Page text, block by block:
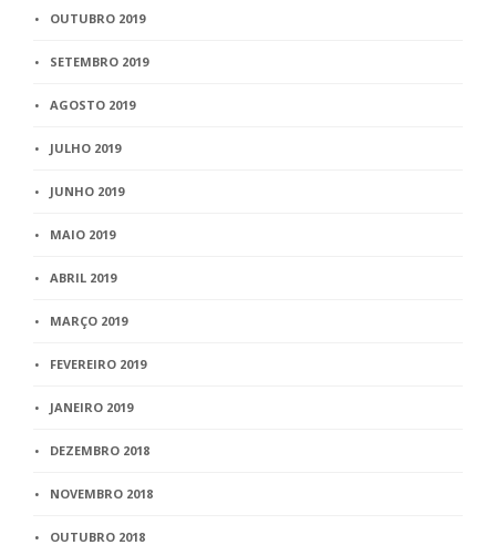
OUTUBRO 2019
SETEMBRO 2019
AGOSTO 2019
JULHO 2019
JUNHO 2019
MAIO 2019
ABRIL 2019
MARÇO 2019
FEVEREIRO 2019
JANEIRO 2019
DEZEMBRO 2018
NOVEMBRO 2018
OUTUBRO 2018